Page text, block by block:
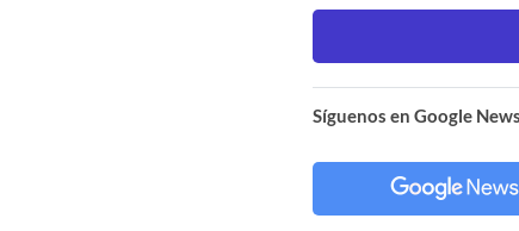
Síguenos en Google